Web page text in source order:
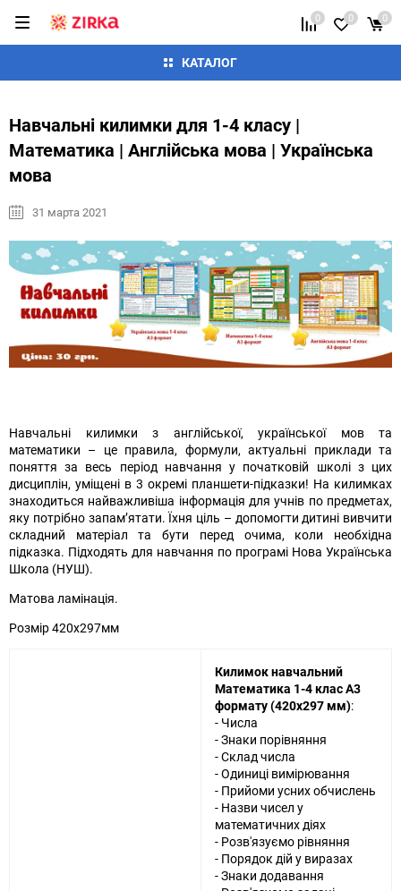
КАТАЛОГ
0 0 0
Навчальні килимки для 1-4 класу |
Математика | Англійська мова | Українська
мова
31 марта 2021
Навчальні килимки з англійської, української мов та
математики – це правила, формули, актуальні приклади та
поняття за весь період навчання у початковій школі з цих
дисциплін, уміщені в 3 окремі планшети-підказки! На килимках
знаходиться найважливіша інформація для учнів по предметах,
яку потрібно запам’ятати. Їхня ціль – допомогти дитині вивчити
складний матеріал та бути перед очима, коли необхідна
підказка. Підходять для навчання по програмі Нова Українська
Школа (НУШ).
Матова ламінація.
Розмір 420х297мм
Килимок навчальний
Математика 1-4 клас А3
формату (420х297 мм):
- Числа
- Знаки порівняння
- Склад числа
- Одиниці вимірювання
- Прийоми усних обчислень
- Назви чисел у
математичних діях
- Розв'язуємо рівняння
- Порядок дій у виразах
- Знаки додавання